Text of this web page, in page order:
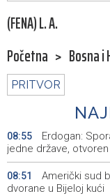
(FENA) L. A.
Početna > Bosna i
PRITVOR
08:55
Erdogan:
jedne države,
08:51
Američki sud
dvorane u Bijeloj kući